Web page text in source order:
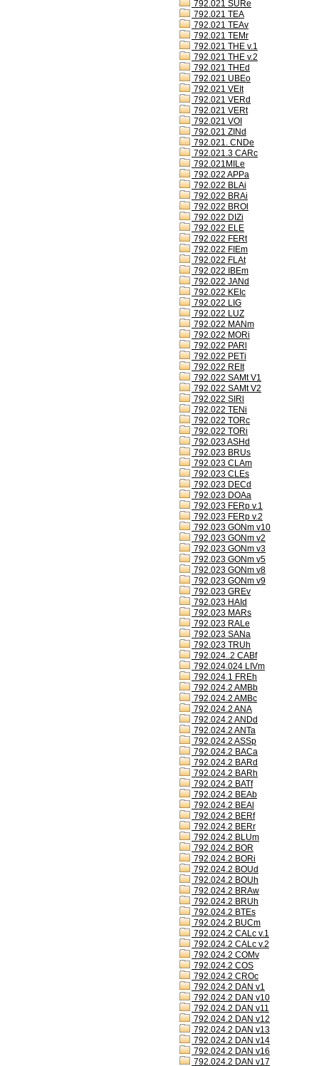
792.021 SURe
792.021 TEA
792.021 TEAv
792.021 TEMr
792.021 THE v.1
792.021 THE v.2
792.021 THEd
792.021 UBEo
792.021 VEIt
792.021 VERd
792.021 VERt
792.021 VOI
792.021 ZINd
792.021. CNDe
792.021.3 CARc
792.021MILe
792.022 APPa
792.022 BLAi
792.022 BRAi
792.022 BROl
792.022 DIZi
792.022 ELE
792.022 FERt
792.022 FIEm
792.022 FLAt
792.022 IBEm
792.022 JANd
792.022 KEIc
792.022 LIG
792.022 LUZ
792.022 MANm
792.022 MORi
792.022 PARl
792.022 PETi
792.022 REIt
792.022 SAMt V1
792.022 SAMt V2
792.022 SIRl
792.022 TENi
792.022 TORc
792.022 TORi
792.023 ASHd
792.023 BRUs
792.023 CLAm
792.023 CLEs
792.023 DECd
792.023 DOAa
792.023 FERp v.1
792.023 FERp v.2
792.023 GONm v10
792.023 GONm v2
792.023 GONm v3
792.023 GONm v5
792.023 GONm v8
792.023 GONm v9
792.023 GREv
792.023 HAId
792.023 MARs
792.023 RALe
792.023 SANa
792.023 TRUh
792.024..2 CABf
792.024.024 LIVm
792.024.1 FREh
792.024.2 AMBb
792.024.2 AMBc
792.024.2 ANA
792.024.2 ANDd
792.024.2 ANTa
792.024.2 ASSp
792.024.2 BACa
792.024.2 BARd
792.024.2 BARh
792.024.2 BATf
792.024.2 BEAb
792.024.2 BEAl
792.024.2 BERf
792.024.2 BERr
792.024.2 BLUm
792.024.2 BOR
792.024.2 BORi
792.024.2 BOUd
792.024.2 BOUh
792.024.2 BRAw
792.024.2 BRUh
792.024.2 BTEs
792.024.2 BUCm
792.024.2 CALc v.1
792.024.2 CALc v.2
792.024.2 COMv
792.024.2 COS
792.024.2 CROc
792.024.2 DAN v1
792.024.2 DAN v10
792.024.2 DAN v11
792.024.2 DAN v12
792.024.2 DAN v13
792.024.2 DAN v14
792.024.2 DAN v16
792.024.2 DAN v17